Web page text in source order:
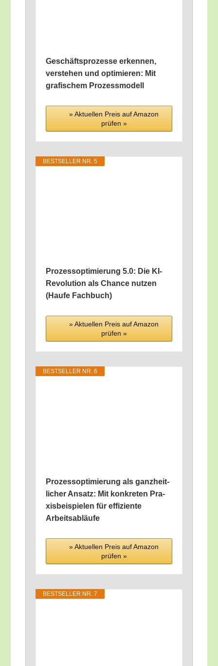
Geschäfts­pro­zes­se erken­nen,
ver­ste­hen und opti­mie­ren: Mit
gra­fi­schem Prozessmodell
» Aktu­el­len Preis auf Ama­zon
prü­fen »
BEST­SEL­LER NR. 5
Pro­zess­op­ti­mie­rung 5.0: Die KI-
Revo­lu­ti­on als Chan­ce nut­zen
(Hau­fe Fachbuch)
» Aktu­el­len Preis auf Ama­zon
prü­fen »
BEST­SEL­LER NR. 6
Pro­zess­op­ti­mie­rung als ganz­heit­
li­cher Ansatz: Mit kon­kre­ten Pra­
xis­bei­spie­len für effi­zi­en­te
Arbeitsabläufe
» Aktu­el­len Preis auf Ama­zon
prü­fen »
BEST­SEL­LER NR. 7